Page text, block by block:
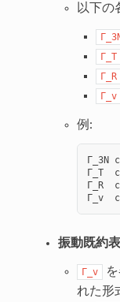
以下の
Γ_T
Γ_R
Γ_v
例:
Γ_3N
Γ_T
Γ_R
Γ_v
振動既約
Γ_v
れた形